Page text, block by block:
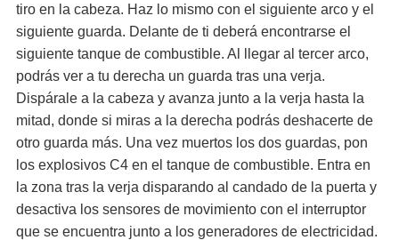
tiro en la cabeza. Haz lo mismo con el siguiente arco y el
siguiente guarda. Delante de ti deberá encontrarse el
siguiente tanque de combustible. Al llegar al tercer arco,
podrás ver a tu derecha un guarda tras una verja.
Dispárale a la cabeza y avanza junto a la verja hasta la
mitad, donde si miras a la derecha podrás deshacerte de
otro guarda más. Una vez muertos los dos guardas, pon
los explosivos C4 en el tanque de combustible. Entra en
la zona tras la verja disparando al candado de la puerta y
desactiva los sensores de movimiento con el interruptor
que se encuentra junto a los generadores de electricidad.